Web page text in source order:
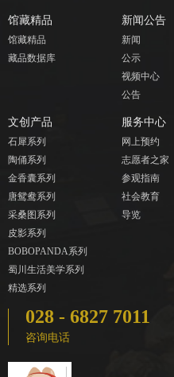
馆藏精品
馆藏精品
藏品数据库
新闻公告
新闻
公示
视频中心
公告
文创产品
石犀系列
陶俑系列
金香囊系列
唐鸳鸯系列
采桑图系列
皮影系列
BOBOPANDA系列
蜀川生活美学系列
精选系列
服务中心
网上预约
志愿者之家
参观指南
社会教育
导览
028 - 6827 7011
咨询电话